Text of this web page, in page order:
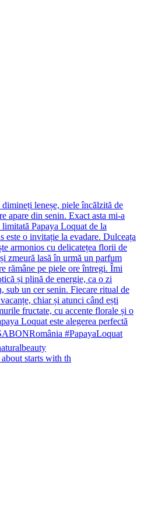
starts with th